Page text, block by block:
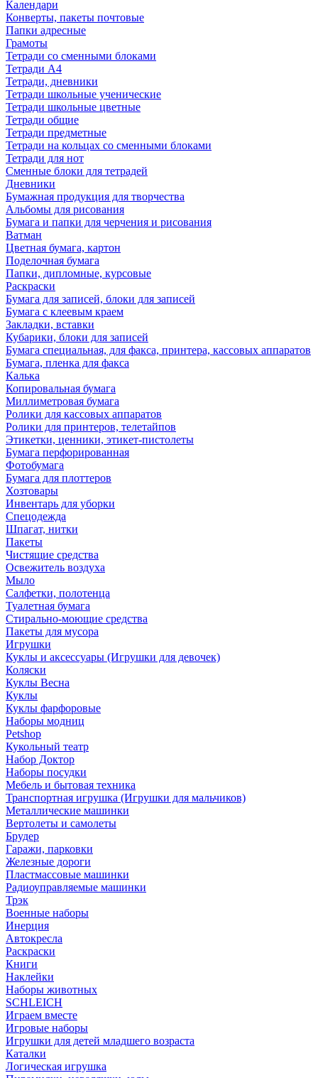
Календари
Конверты, пакеты почтовые
Папки адресные
Грамоты
Тетради со сменными блоками
Тетради А4
Тетради, дневники
Тетради школьные ученические
Тетради школьные цветные
Тетради общие
Тетради предметные
Тетради на кольцах со сменными блоками
Тетради для нот
Сменные блоки для тетрадей
Дневники
Бумажная продукция для творчества
Альбомы для рисования
Бумага и папки для черчения и рисования
Ватман
Цветная бумага, картон
Поделочная бумага
Папки, дипломные, курсовые
Раскраски
Бумага для записей, блоки для записей
Бумага с клеевым краем
Закладки, вставки
Кубарики, блоки для записей
Бумага специальная, для факса, принтера, кассовых аппаратов
Бумага, пленка для факса
Калька
Копировальная бумага
Миллиметровая бумага
Ролики для кассовых аппаратов
Ролики для принтеров, телетайпов
Этикетки, ценники, этикет-пистолеты
Бумага перфорированная
Фотобумага
Бумага для плоттеров
Хозтовары
Инвентарь для уборки
Спецодежда
Шпагат, нитки
Пакеты
Чистящие средства
Освежитель воздуха
Мыло
Салфетки, полотенца
Туалетная бумага
Стирально-моющие средства
Пакеты для мусора
Игрушки
Куклы и аксессуары (Игрушки для девочек)
Коляски
Куклы Весна
Куклы
Куклы фарфоровые
Наборы модниц
Petshop
Кукольный театр
Набор Доктор
Наборы посудки
Мебель и бытовая техника
Транспортная игрушка (Игрушки для мальчиков)
Металлические машинки
Вертолеты и самолеты
Брудер
Гаражи, парковки
Железные дороги
Пластмассовые машинки
Радиоуправляемые машинки
Трэк
Военные наборы
Инерция
Автокресла
Раскраски
Книги
Наклейки
Наборы животных
SCHLEICH
Играем вместе
Игровые наборы
Игрушки для детей младшего возраста
Каталки
Логическая игрушка